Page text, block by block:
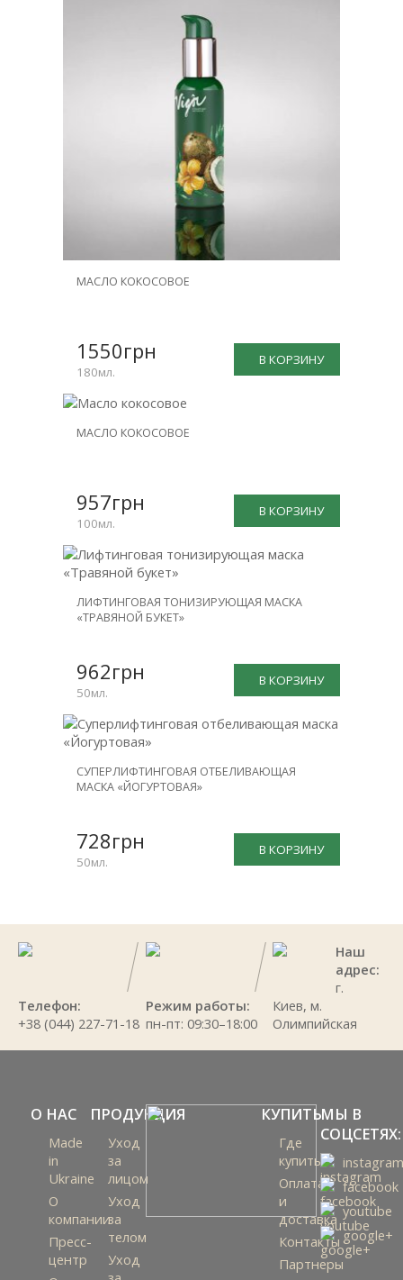
МАСЛО КОКОСОВОЕ
В КОРЗИНУ
1550грн
180мл.
МАСЛО КОКОСОВОЕ
В КОРЗИНУ
957грн
100мл.
ЛИФТИНГОВАЯ ТОНИЗИРУЮЩАЯ МАСКА
«ТРАВЯНОЙ БУКЕТ»
В КОРЗИНУ
962грн
50мл.
СУПЕРЛИФТИНГОВАЯ ОТБЕЛИВАЮЩАЯ
МАСКА «ЙОГУРТОВАЯ»
В КОРЗИНУ
728грн
50мл.
Телефон:
+38 (044) 227-71-18
Режим работы:
пн-пт: 09:30–18:00
Наш
адрес:
г.
Киев, м.
Олимпийская
О НАС
Made
in
Ukraine
О
компании
Пресс-
центр
ПРОДУКЦИЯ
Уход
за
лицом
Уход
за
телом
Уход
КУПИТЬ
Где
купить
Оплата
и
доставка
Контакты
Партнеры
МЫ В
СОЦСЕТЯХ:
instagram
facebook
youtube
google+